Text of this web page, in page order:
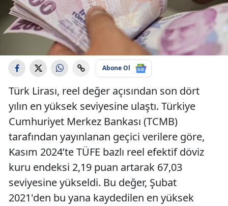
Abone Ol
Türk Lirası, reel değer açısından son dört
yılın en yüksek seviyesine ulaştı. Türkiye
Cumhuriyet Merkez Bankası (TCMB)
tarafından yayınlanan geçici verilere göre,
Kasım 2024’te TÜFE bazlı reel efektif döviz
kuru endeksi 2,19 puan artarak 67,03
seviyesine yükseldi. Bu değer, Şubat
2021'den bu yana kaydedilen en yüksek